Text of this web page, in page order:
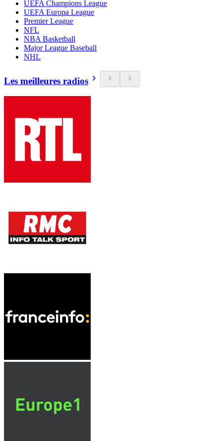
UEFA Champions League
UEFA Europa League
Premier League
NFL
NBA Basketball
Major League Baseball
NHL
Les meilleures radios